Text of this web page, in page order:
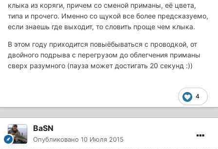
клыка из коряги, причем со сменой приманы, её цвета,
типа и прочего. Именно со щукой все более предсказуемо,
если знаешь где выходит, то словить проще чем клыка.
В этом году приходится повыёбываться с проводкой, от
двойного подрыва с перегрузом до облегчения приманы
сверх разумного (пауза может достигать 20 секунд :))
4
BaSN
Опубликовано 10 Июля 2015